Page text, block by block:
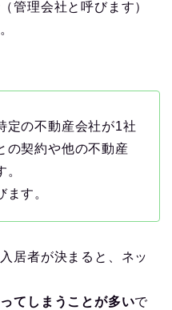
管理会社と呼びます）
定の不動産会社が1社
の契約や他の不動産
す。
居者が決まると、ネッ
てしまうことが多いで